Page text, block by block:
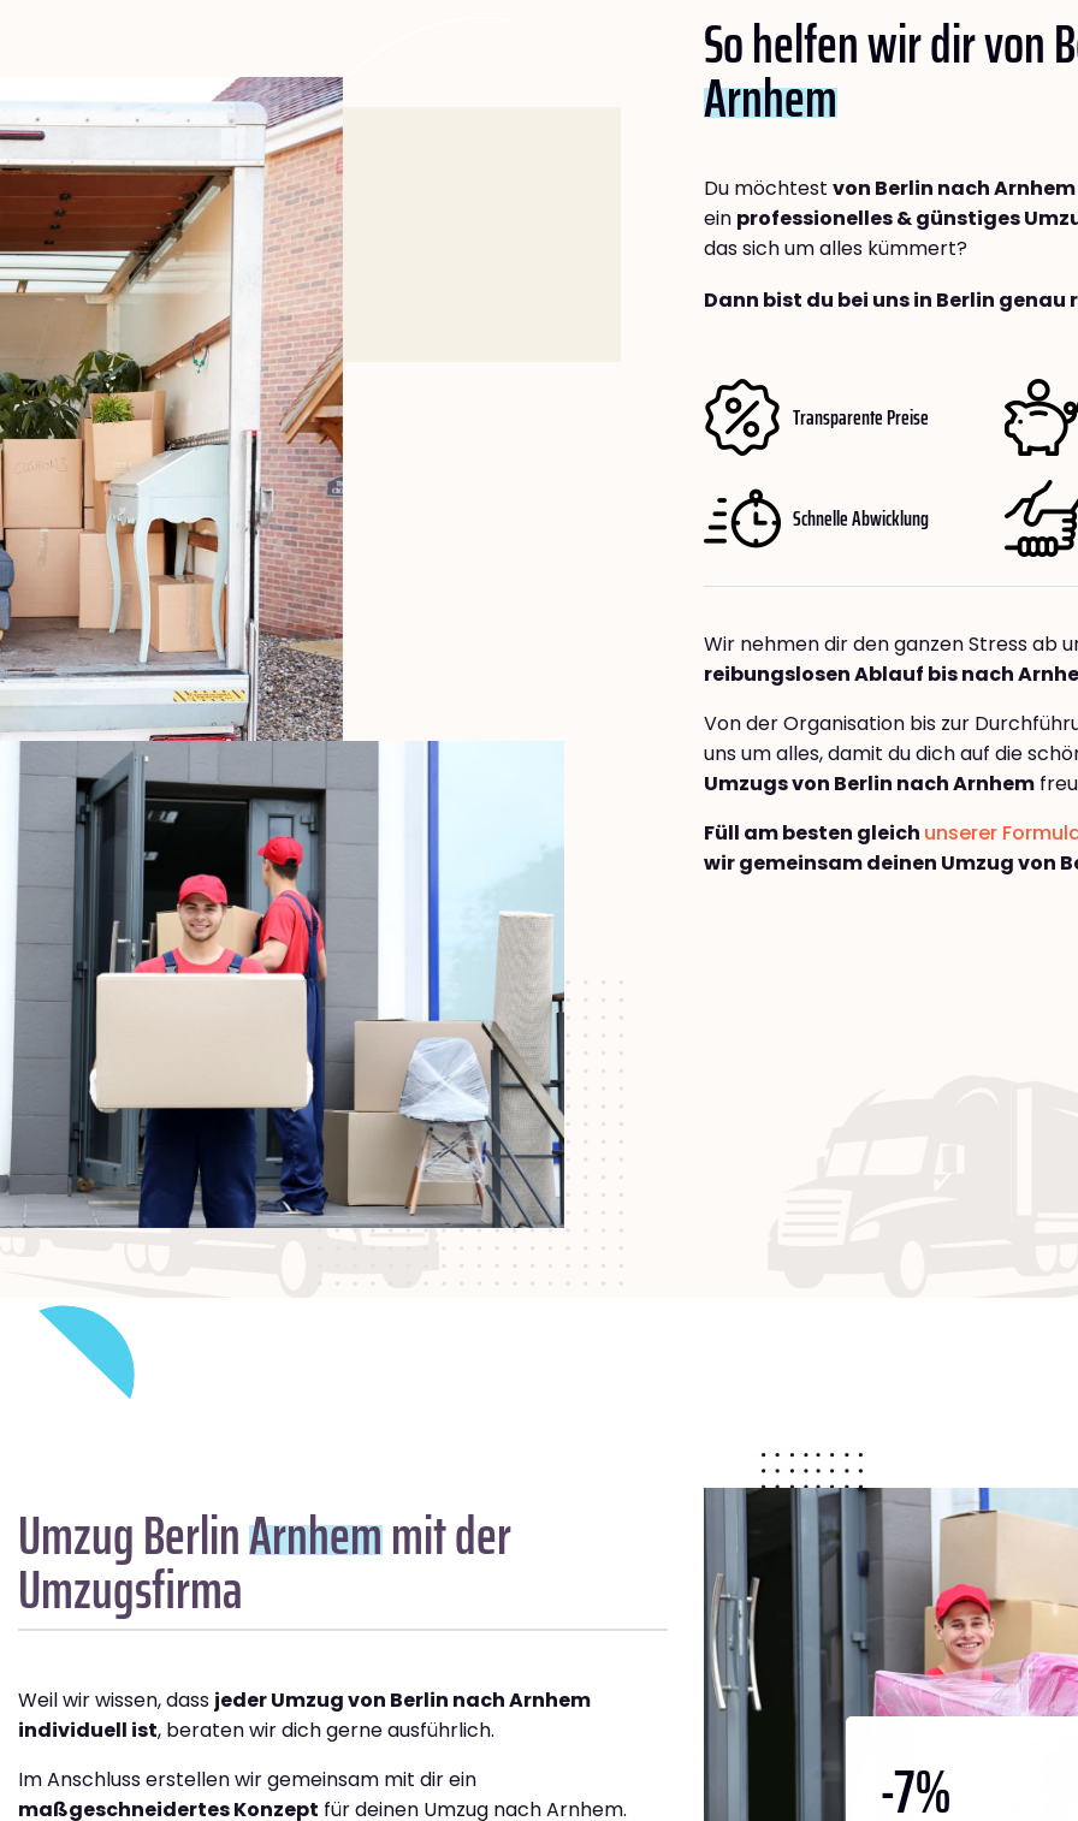
So helfen wir dir von
Arnhem
Du möchtest von Berlin nach Arnhem
ein professionelles & günstiges
das sich um alles kümmert?
Dann bist du bei uns in Berlin
Transparente Preise
Schnelle Abwicklung
Wir nehmen dir den ganzen Stress ab
reibungslosen Ablauf bis nach
Von der Organisation bis zur
uns um alles, damit du dich auf die
Umzugs von Berlin nach Arnhem
Füll am besten gleich unserer
wir gemeinsam deinen Umzug von
Umzug BerlinArnhemmit der
Umzugsfirma
Weil wir wissen, dass jeder Umzug von Berlin nach Arnhem
individuell ist, beraten wir dich gerne ausführlich.
Im Anschluss erstellen wir gemeinsam mit dir ein
maßgeschneidertes Konzept für deinen Umzug nach Arnhem.
-7%